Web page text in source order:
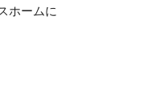
ホームに